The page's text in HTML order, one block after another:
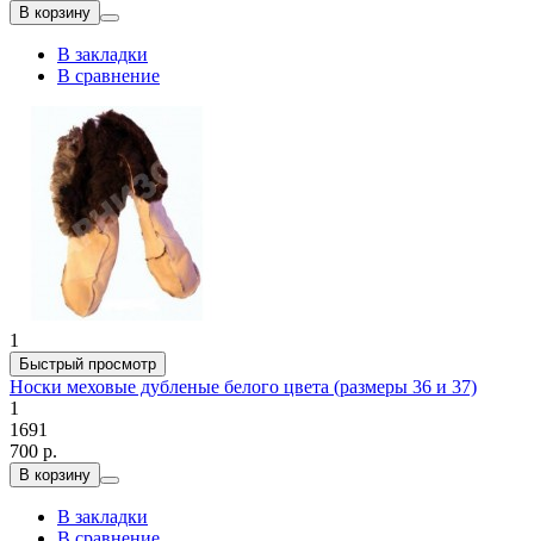
В корзину
В закладки
В сравнение
1
Быстрый просмотр
Носки меховые дубленые белого цвета (размеры 36 и 37)
1
1691
700 р.
В корзину
В закладки